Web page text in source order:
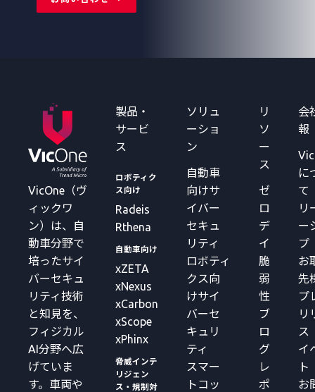
検方
制を
整備
する
が求
めら
���
VicOne（ヴ
ィックワ
ン）は、自
動車分野で
培ったサイ
バーセキュ
リティ技術
と知見を、
フィジカル
AI分野へ広
げていま
す。車両や
製品・
サービ
ス
ロボティク
ス向け
Radeis
Rthena
自動車向け
xZETA
xNexus
xCarbon
xScope
xPhinx
脅威インテ
リジェン
ス・規制対
ソリュ
ーショ
ン
自動車
向けサ
イバー
セキュ
リティ
ロボティ
クス向
けサイ
バーセ
キュリ
ティ
スマー
トコッ
リ
ソ
ー
ス
ゼ
ロ
デ
イ
脆
弱
性
ブ
ロ
グ
レ
ポ
会
報
に
て
リ
ー
プ
お
先
プ
リ
ス
イ
ト
お